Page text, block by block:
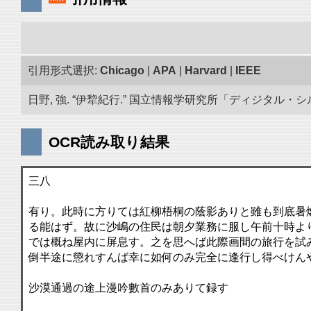
引用形式選択: Chicago APA Harvard IEEE
日野, 強. “伊犂紀行.” 国立情報学研究所「ディジタル・
OCR読み取り結果
三八
有り。此時に方りては紅柳梧桐の蔭影ありと雖も到底暑
る能はず。故に沙嶋の住民は朝夕業務に服し午前十時よ
では概ね屋内に屏息す。之を思へば此際画間の旅行を試
倒半途に懲れすんば幸に如何のみ完全に逢行し得べけ
沙漠通過の途上漫吟數首のみありて録す